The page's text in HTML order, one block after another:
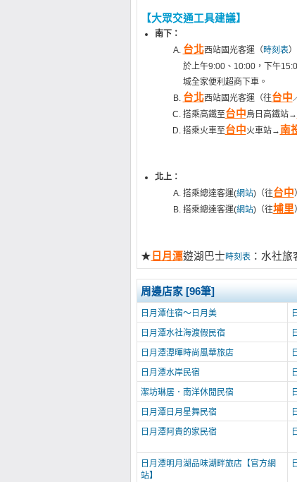
【大眾交通工具建議】
南下：
台北西站國光客運（時刻表
於上午9:00、10:00，下午
城全家便利超商下車。
台北西站國光客運（往台中
搭乘高鐵至台中烏日高鐵站→
搭乘火車至台中火車站→南
北上：
搭乘總達客運(網站)（往台中
搭乘總達客運(網站)（往埔里
★ 日月潭遊湖巴士時刻表：水社旅
周邊店家 [96筆]
日月潭住宿～日月美
日月潭水社海渡假民宿
日月潭潭暉時尚風華旅店
日月潭水岸民宿
潔坊琳居．南洋休閒民宿
日月潭日月星舞民宿
日月潭阿貴的家民宿
日月潭明月湖品味湖畔旅店【官方網
站】